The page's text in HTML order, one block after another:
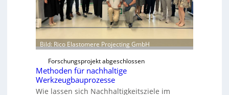
m
w
e
i
t
e
r
s
N
o
w
f
ü
h
r
Bild: Rico Elastomere Projecting GmbH
Forschungsprojekt abgeschlossen
Methoden für nachhaltige
Werkzeugbauprozesse
Wie lassen sich Nachhaltigkeitsziele im